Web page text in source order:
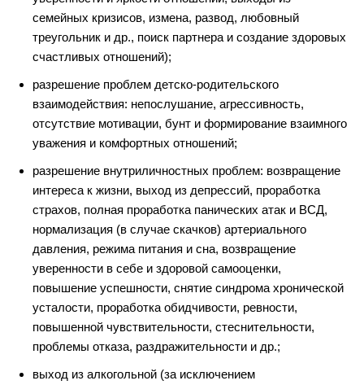
семейных кризисов, измена, развод, любовный
треугольник и др., поиск партнера и создание здоровых
счастливых отношений);
разрешение проблем детско-родительского
взаимодействия: непослушание, агрессивность,
отсутствие мотивации, бунт и формирование взаимного
уважения и комфортных отношений;
разрешение внутриличностных проблем: возвращение
интереса к жизни, выход из депрессий, проработка
страхов, полная проработка панических атак и ВСД,
нормализация (в случае скачков) артериального
давления, режима питания и сна, возвращение
уверенности в себе и здоровой самооценки,
повышение успешности, снятие синдрома хронической
усталости, проработка обидчивости, ревности,
повышенной чувствительности, стеснительности,
проблемы отказа, раздражительности и др.;
выход из алкогольной (за исключением